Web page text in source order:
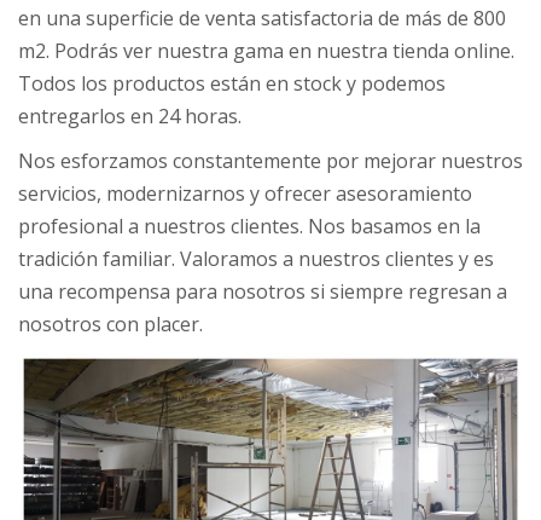
en una superficie de venta satisfactoria de más de 800
m2. Podrás ver nuestra gama en nuestra tienda online.
Todos los productos están en stock y podemos
entregarlos en 24 horas.
Nos esforzamos constantemente por mejorar nuestros
servicios, modernizarnos y ofrecer asesoramiento
profesional a nuestros clientes. Nos basamos en la
tradición familiar. Valoramos a nuestros clientes y es
una recompensa para nosotros si siempre regresan a
nosotros con placer.